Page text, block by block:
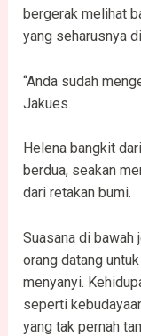
bergerak melihat
yang seharusnya
“Anda sudah
Jakues.
Helena bangkit
berdua, seakan
dari retakan bumi.
Suasana di bawah
orang datang
menyanyi.
seperti
yang tak pernah